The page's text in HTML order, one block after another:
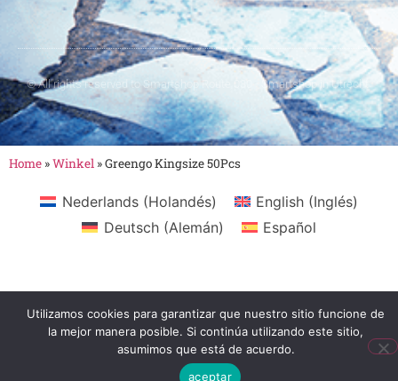
© All rights reserved to Smartshop Route 030 - Smartshop in Utrecht
Home »Winkel »Greengo Kingsize 50Pcs
Nederlands(Holandés) English(Inglés)
Deutsch(Alemán) Español
Utilizamos cookies para garantizar que nuestro sitio funcione de
la mejor manera posible. Si continúa utilizando este sitio,
asumimos que está de acuerdo.
aceptar